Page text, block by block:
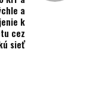
a
k
cez
sieť